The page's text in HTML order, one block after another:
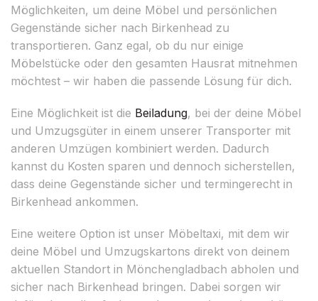
Möglichkeiten, um deine Möbel und persönlichen
Gegenstände sicher nach Birkenhead zu
transportieren. Ganz egal, ob du nur einige
Möbelstücke oder den gesamten Hausrat mitnehmen
möchtest – wir haben die passende Lösung für dich.
Eine Möglichkeit ist die Beiladung, bei der deine Möbel
und Umzugsgüter in einem unserer Transporter mit
anderen Umzügen kombiniert werden. Dadurch
kannst du Kosten sparen und dennoch sicherstellen,
dass deine Gegenstände sicher und termingerecht in
Birkenhead ankommen.
Eine weitere Option ist unser Möbeltaxi, mit dem wir
deine Möbel und Umzugskartons direkt von deinem
aktuellen Standort in Mönchengladbach abholen und
sicher nach Birkenhead bringen. Dabei sorgen wir